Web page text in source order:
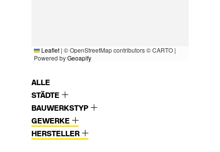
Leaflet | © OpenStreetMap contributors © CARTO |
Powered byGeoapify
ALLE
STÄDTE
BAUWERKSTYP
GEWERKE
HERSTELLER